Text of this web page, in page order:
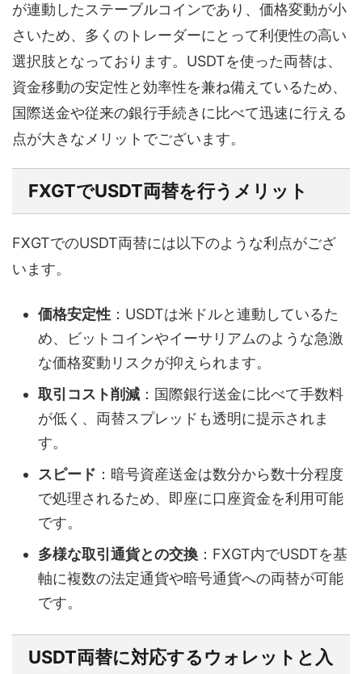
が連動したステーブルコインであり、価格変動が小
さいため、多くのトレーダーにとって利便性の高い
選択肢となっております。USDTを使った両替は、
資金移動の安定性と効率性を兼ね備えているため、
国際送金や従来の銀行手続きに比べて迅速に行える
点が大きなメリットでございます。
FXGTでUSDT両替を行うメリット
FXGTでのUSDT両替には以下のような利点がござ
います。
価格安定性 ：USDTは米ドルと連動しているた
め、ビットコインやイーサリアムのような急激
な価格変動リスクが抑えられます。
取引コスト削減 ：国際銀行送金に比べて手数料
が低く、両替スプレッドも透明に提示されま
す。
スピード ：暗号資産送金は数分から数十分程度
で処理されるため、即座に口座資金を利用可能
です。
多様な取引通貨との交換 ：FXGT内でUSDTを基
軸に複数の法定通貨や暗号通貨への両替が可能
です。
USDT両替に対応するウォレットと入